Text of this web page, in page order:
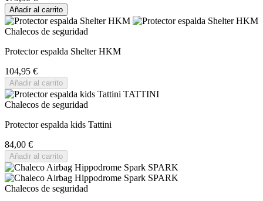
Añadir al carrito
Chalecos de seguridad
Protector espalda Shelter HKM
104,95 €
Añadir al carrito
Chalecos de seguridad
Protector espalda kids Tattini
84,00 €
Añadir al carrito
Chalecos de seguridad